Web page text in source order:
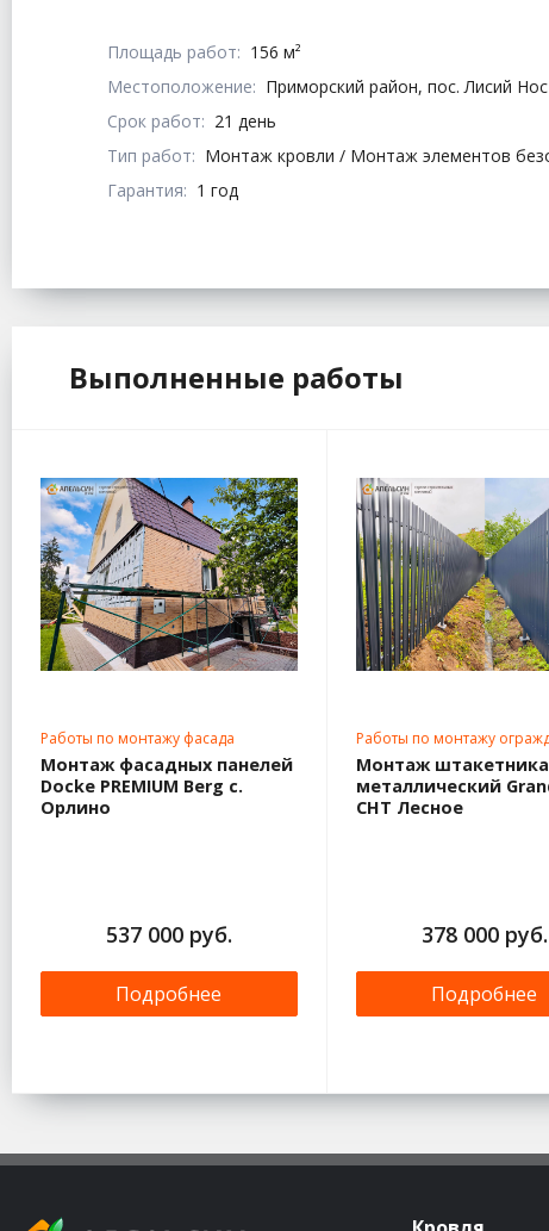
Площадь работ: 156 м²
Местоположение: Приморский район, пос. Лисий Нос
Срок работ: 21 день
Тип работ: Монтаж кровли / Монтаж элементов
Гарантия: 1 год
Выполненные работы
Работы по монтажу фасада
Монтаж фасадных панелей
Docke PREMIUM Berg с.
Орлино
537 000 руб.
Подробнее
Работы по монтажу
Монтаж штакетника
металлический
СНТ Лесное
378 000 руб.
Подробнее